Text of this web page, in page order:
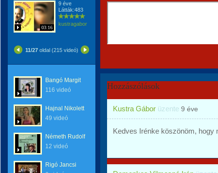
03:16
9 éve
Látták:483
kustragabor
11/27oldal (215 videó)
Bangó Margit
116 videó
Hajnal Nikolett
49 videó
Németh Rudolf
12 videó
Rigó Jancsi
Hozzászólások
Kustra Gábor üzente 9 éve
Kedves Irénke köszönöm, hogy